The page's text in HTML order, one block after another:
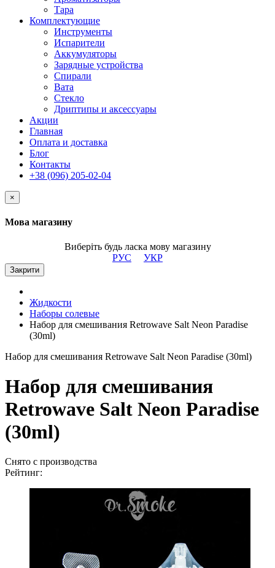
Тара
Комплектующие
Инструменты
Испарители
Аккумуляторы
Зарядные устройства
Спирали
Вата
Стекло
Дриптипы и аксессуары
Акции
Главная
Оплата и доставка
Блог
Контакты
+38 (096) 205-02-04
×
Мова магазину
Виберіть будь ласка мову магазину
РУС
УКР
Закрити
Жидкости
Наборы солевые
Набор для смешивания Retrowave Salt Neon Paradise
(30ml)
Набор для смешивания Retrowave Salt Neon Paradise (30ml)
Набор для смешивания
Retrowave Salt Neon Paradise
(30ml)
Снято с производства
Рейтинг: